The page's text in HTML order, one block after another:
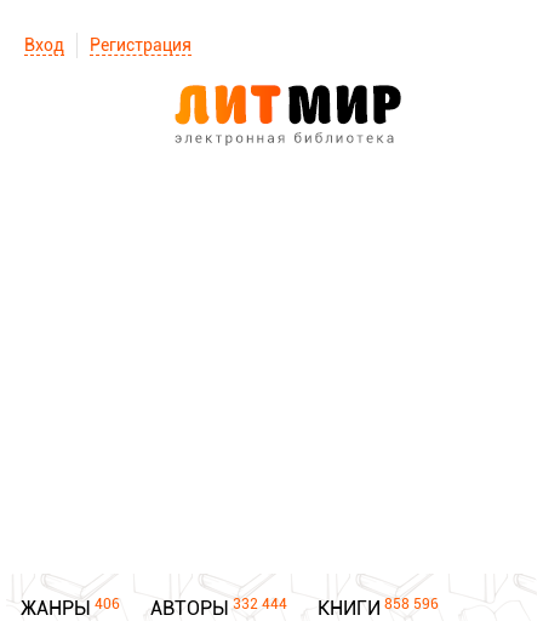
Вход Регистрация
ЖАНРЫ 406 АВТОРЫ 332 444 КНИГИ 858 596